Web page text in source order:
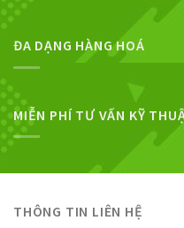
ĐA DẠNG HÀNG HOÁ
MIỄN PHÍ TƯ VẤN KỸ
THÔNG TIN LIÊN HỆ